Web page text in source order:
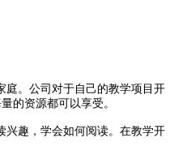
庭。公司对于自己的教学项目开
的资源都可以享受。
兴趣，学会如何阅读。在教学开